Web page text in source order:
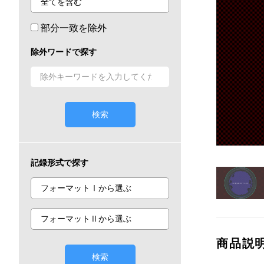
部分一致を除外
除外ワードで探す
検索
記録形式で探す
検索
商品説